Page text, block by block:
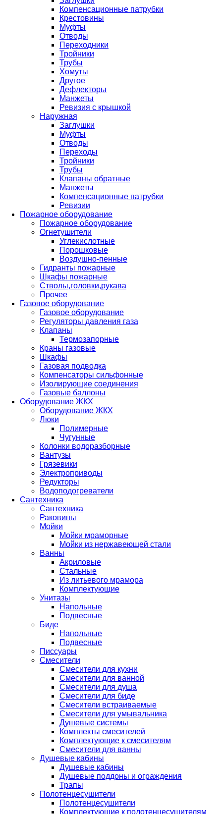
Компенсационные патрубки
Крестовины
Муфты
Отводы
Переходники
Тройники
Трубы
Хомуты
Другое
Дефлекторы
Манжеты
Ревизия с крышкой
Наружная
Заглушки
Муфты
Отводы
Переходы
Тройники
Трубы
Клапаны обратные
Манжеты
Компенсационные патрубки
Ревизии
Пожарное оборудование
Пожарное оборудование
Огнетушители
Углекислотные
Порошковые
Воздушно-пенные
Гидранты пожарные
Шкафы пожарные
Стволы,головки,рукава
Прочее
Газовое оборудование
Газовое оборудование
Регуляторы давления газа
Клапаны
Термозапорные
Краны газовые
Шкафы
Газовая подводка
Компенсаторы сильфонные
Изолирующие соединения
Газовые баллоны
Оборудование ЖКХ
Оборудование ЖКХ
Люки
Полимерные
Чугунные
Колонки водоразборные
Вантузы
Грязевики
Электроприводы
Редукторы
Водоподогреватели
Сантехника
Сантехника
Раковины
Мойки
Мойки мраморные
Мойки из нержавеющей стали
Ванны
Акриловые
Стальные
Из литьевого мрамора
Комплектующие
Унитазы
Напольные
Подвесные
Биде
Напольные
Подвесные
Писсуары
Смесители
Смесители для кухни
Смесители для ванной
Смесители для душа
Смесители для биде
Смесители встраиваемые
Смесители для умывальника
Душевые системы
Комплекты смесителей
Комплектующие к смесителям
Смесители для ванны
Душевые кабины
Душевые кабины
Душевые поддоны и ограждения
Трапы
Полотенцесушители
Полотенцесушители
Комплектующие к полотенцесушителям